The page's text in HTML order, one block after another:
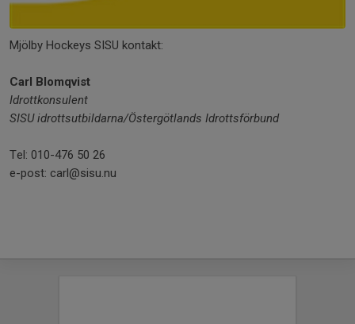
Mjölby Hockeys SISU kontakt:
Carl Blomqvist
Idrottkonsulent
SISU idrottsutbildarna/Östergötlands Idrottsförbund
Tel: 010-476 50 26
e-post: carl@sisu.nu